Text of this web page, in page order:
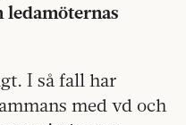
I så fall har
med vd och